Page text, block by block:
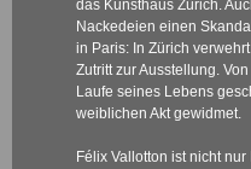
das Kunsthaus Zürich.
Nackedeien einen
in Paris: In Zürich
Zutritt zur Ausstellung.
Laufe seines Lebens
weiblichen Akt gewidmet.
Félix Vallotton ist nicht